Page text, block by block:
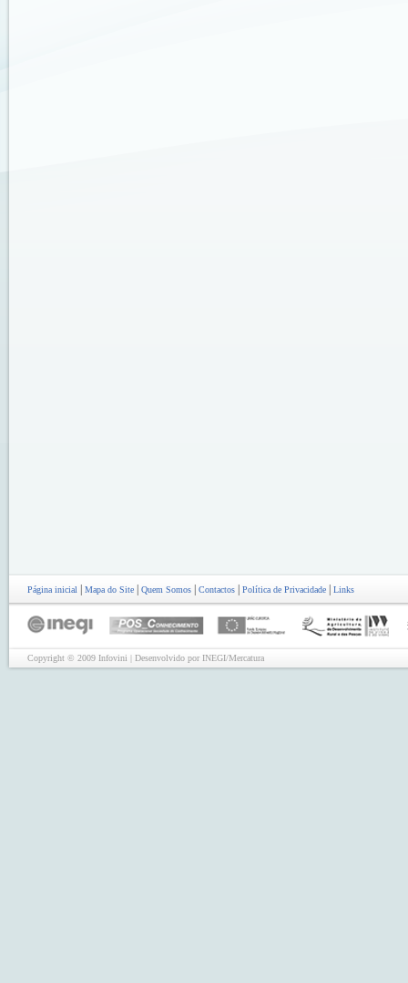
Página inicial Mapa do Site Quem Somos Contactos Política de Privacidade Links
Copyright © 2009 Infovini | Desenvolvido por INEGI/Mercatura